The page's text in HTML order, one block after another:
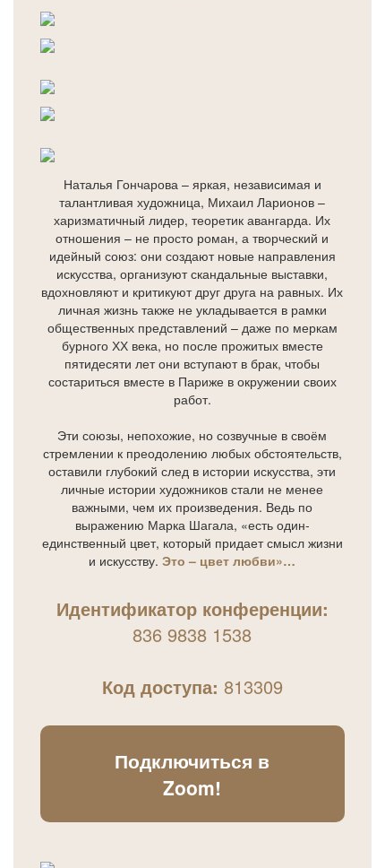
Наталья Гончарова – яркая, независимая и
талантливая художница, Михаил Ларионов –
харизматичный лидер, теоретик авангарда. Их
отношения – не просто роман, а творческий и
идейный союз: они создают новые направления
искусства, организуют скандальные выставки,
вдохновляют и критикуют друг друга на равных. Их
личная жизнь также не укладывается в рамки
общественных представлений – даже по меркам
бурного ХХ века, но после прожитых вместе
пятидесяти лет они вступают в брак, чтобы
состариться вместе в Париже в окружении своих
работ.
Эти союзы, непохожие, но созвучные в своём
стремлении к преодолению любых обстоятельств,
оставили глубокий след в истории искусства, эти
личные истории художников стали не менее
важными, чем их произведения. Ведь по
выражению Марка Шагала, «есть один-
единственный цвет, который придает смысл жизни
и искусству.Это – цвет любви»…
Идентификатор конференции:
836 9838 1538
Код доступа: 813309
Подключиться в
Zoom!